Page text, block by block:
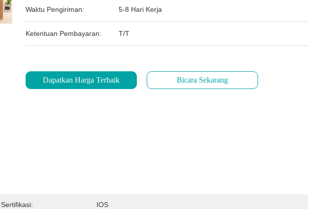
Waktu Pengiriman: 5-8 Hari Kerja
Ketentuan Pembayaran: T/T
Dapatkan Harga Terbaik Bicara Sekarang
Sertifikasi: IOS